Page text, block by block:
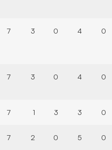
7 3 0 4 0
7 3 0 4 0
7 1 3 3 0
7 2 0 5 0